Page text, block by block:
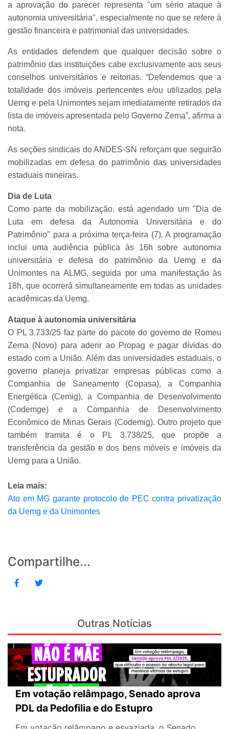
a aprovação do parecer representa "um sério ataque à
autonomia universitária", especialmente no que se refere à
gestão financeira e patrimonial das universidades.
As entidades defendem que qualquer decisão sobre o
patrimônio das instituições cabe exclusivamente aos seus
conselhos universitários e reitorias. “Defendemos que a
totalidade dos imóveis pertencentes e/ou utilizados pela
Uemg e pela Unimontes sejam imediatamente retirados da
lista de imóveis apresentada pelo Governo Zema”, afirma a
nota.
As seções sindicais do ANDES-SN reforçam que seguirão
mobilizadas em defesa do patrimônio das universidades
estaduais mineiras.
Dia de Luta
Como parte da mobilização, está agendado um "Dia de
Luta em defesa da Autonomia Universitária e do
Patrimônio" para a próxima terça-feira (7). A programação
inclui uma audiência pública às 16h sobre autonomia
universitária e defesa do patrimônio da Uemg e da
Unimontes na ALMG, seguida por uma manifestação às
18h, que ocorrerá simultaneamente em todas as unidades
acadêmicas da Uemg.
Ataque à autonomia universitária
O PL 3.733/25 faz parte do pacote do governo de Romeu
Zema (Novo) para aderir ao Propag e pagar dívidas do
estado com a União. Além das universidades estaduais, o
governo planeja privatizar empresas públicas como a
Companhia de Saneamento (Copasa), a Companhia
Energética (Cemig), a Companhia de Desenvolvimento
(Codemge) e a Companhia de Desenvolvimento
Econômico de Minas Gerais (Codemig). Outro projeto que
também tramita é o PL 3.738/25, que propõe a
transferência da gestão e dos bens móveis e imóveis da
Uemg para a União.
Leia mais:
Ato em MG garante protocolo de PEC contra privatização
da Uemg e da Unimontes
Compartilhe...
Outras Notícias
Em votação relâmpago, Senado aprova
PDL da Pedofilia e do Estupro